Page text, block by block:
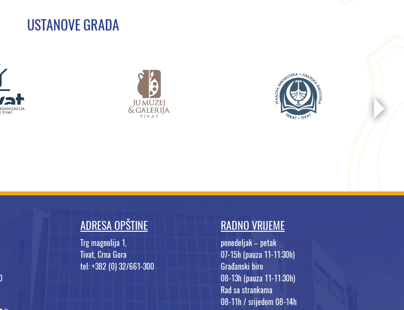
USTANOVE GRADA
ADRESA OPŠTINE
Trg magnolija 1,
Tivat, Crna Gora
tel: +382 (0) 32/661-300
RADNO VRIJEME
ponedeljak – petak
07-15h (pauza 11-11:30h)
Građanski biro
08-13h (pauza 11-11:30h)
Rad sa strankama
08-11h / srijedom 08-14h